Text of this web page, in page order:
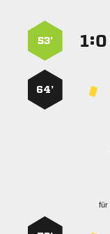
:
53’
64’
für